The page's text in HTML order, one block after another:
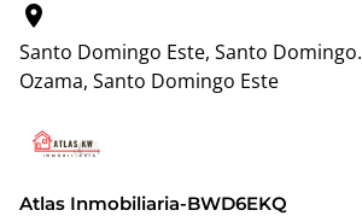
location_on
Santo Domingo Este, Santo Domingo.
Ozama, Santo Domingo Este
+
−
Leaflet
Atlas Inmobiliaria-BWD6EKQ